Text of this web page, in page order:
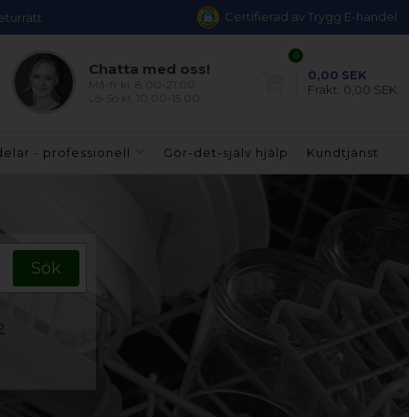
Certifierad av Trygg E-handel
Chatta med oss!
0
0,00 SEK
Frakt: 0,00 SEK
- professionell Gör-det-själv hjälp Kundtjänst